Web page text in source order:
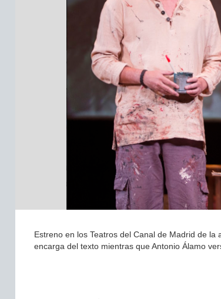
Estreno en los Teatros del Canal de Madrid de la
encarga del texto mientras que Antonio Álamo